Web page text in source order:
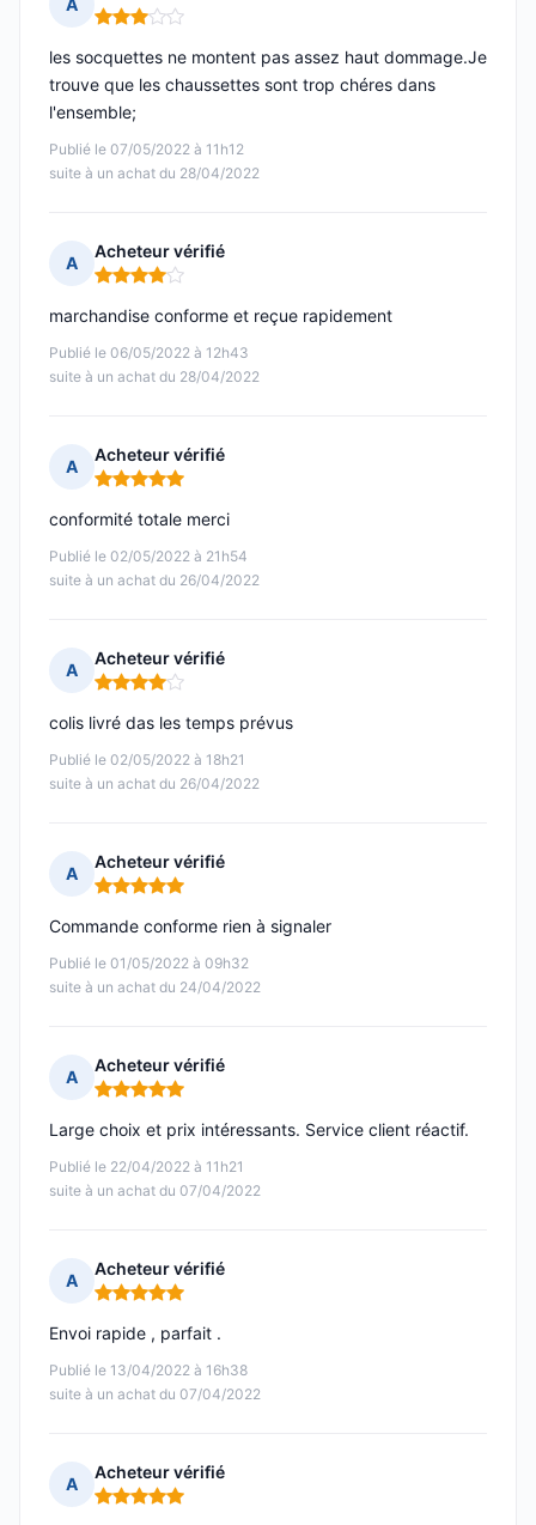
A
Note : 3 sur 5
Publié le 07/05/2022 à 11h12
suite à un achat du 28/04/2022
les socquettes ne montent pas assez haut dommage.Je
trouve que les chaussettes sont trop chéres dans
l'ensemble;
A
Acheteur vérifié
Note : 4 sur 5
Publié le 06/05/2022 à 12h43
suite à un achat du 28/04/2022
marchandise conforme et reçue rapidement
A
Acheteur vérifié
Note : 5 sur 5
Publié le 02/05/2022 à 21h54
suite à un achat du 26/04/2022
conformité totale merci
A
Acheteur vérifié
Note : 4 sur 5
Publié le 02/05/2022 à 18h21
suite à un achat du 26/04/2022
colis livré das les temps prévus
A
Acheteur vérifié
Note : 5 sur 5
Publié le 01/05/2022 à 09h32
suite à un achat du 24/04/2022
Commande conforme rien à signaler
A
Acheteur vérifié
Note : 5 sur 5
Publié le 22/04/2022 à 11h21
suite à un achat du 07/04/2022
Large choix et prix intéressants. Service client réactif.
A
Acheteur vérifié
Note : 5 sur 5
Publié le 13/04/2022 à 16h38
suite à un achat du 07/04/2022
Envoi rapide , parfait .
A
Acheteur vérifié
Note : 5 sur 5